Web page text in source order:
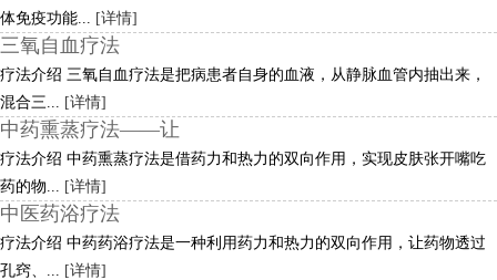
体免疫功能...
[详情]
三氧自血疗法
疗法介绍 三氧自血疗法是把病患者自身的血液，从静脉血管内抽出来，
混合三...
[详情]
中药熏蒸疗法——让
疗法介绍 中药熏蒸疗法是借药力和热力的双向作用，实现皮肤张开嘴吃
药的物...
[详情]
中医药浴疗法
疗法介绍 中药药浴疗法是一种利用药力和热力的双向作用，让药物透过
孔窍、...
[详情]